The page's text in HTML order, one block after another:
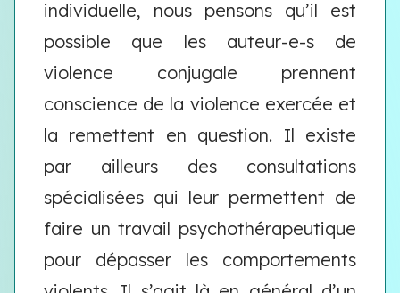
individuelle, nous pensons qu’il est
possible que les auteur-e-s de
violence conjugale prennent
conscience de la violence exercée et
la remettent en question. Il existe
par ailleurs des consultations
spécialisées qui leur permettent de
faire un travail psychothérapeutique
pour dépasser les comportements